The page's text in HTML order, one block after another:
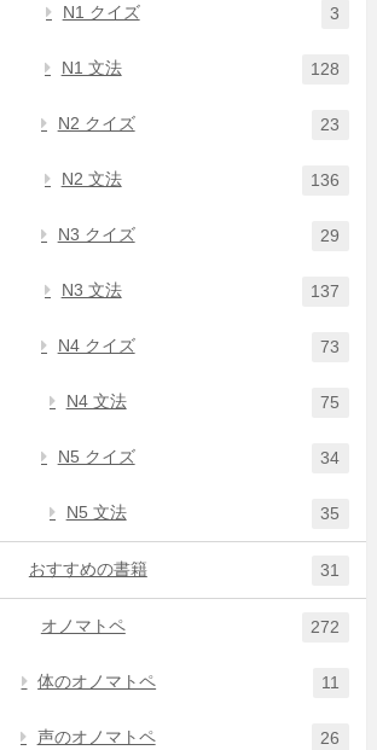
N1 クイズ 3
N1 文法 128
N2 クイズ 23
N2 文法 136
N3 クイズ 29
N3 文法 137
N4 クイズ 73
N4 文法 75
N5 クイズ 34
N5 文法 35
おすすめの書籍 31
オノマトペ 272
体のオノマトペ 11
声のオノマトペ 26